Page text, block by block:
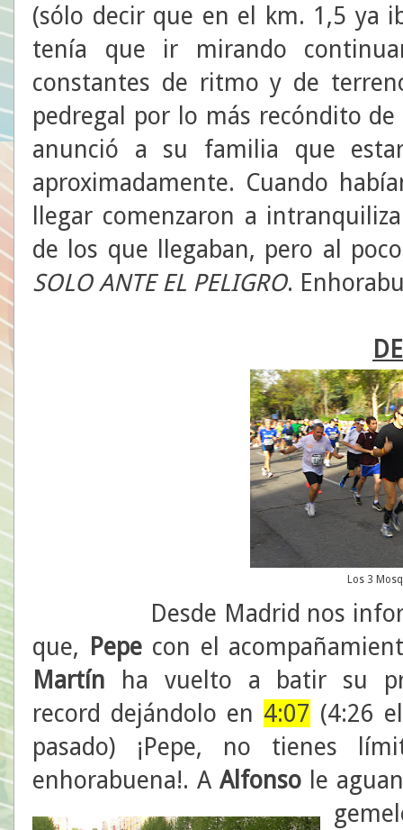
(sólo decir que en el km. 1,5 ya
tenía que ir mirando
constantes de ritmo y de
pedregal por lo más recóndito
anunció a su familia que
aproximadamente. Cuando
llegar comenzaron a
de los que llegaban, pero al
SOLO ANTE EL PELIGRO.
Los 3
Desde Madrid nos
que,
Pepecon el
Martín ha vuelto a batir su
record dejándolo en 4:07 (4:26
pasado) ¡Pepe, no tienes
enhorabuena!. AAlfonso le